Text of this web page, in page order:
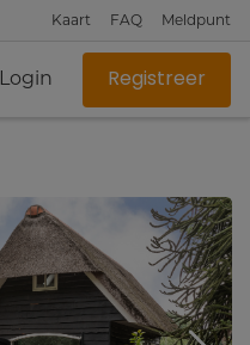
Kaart FAQ Meldpunt
Login Registreer